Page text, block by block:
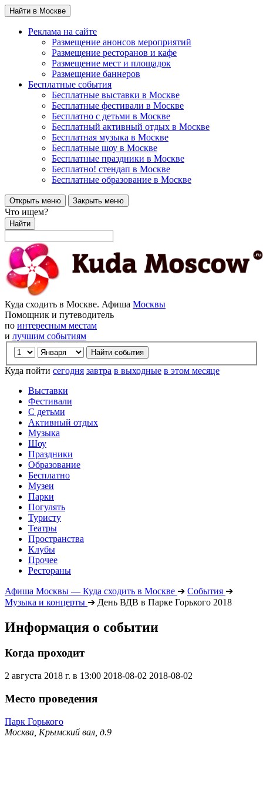
Найти в Москве
Реклама на сайте
Размещение анонсов мероприятий
Размещение ресторанов и кафе
Размещение мест и площадок
Размещение баннеров
Бесплатные события
Бесплатные выставки в Москве
Бесплатные фестивали в Москве
Бесплатно с детьми в Москве
Бесплатный активный отдых в Москве
Бесплатная музыка в Москве
Бесплатные шоу в Москве
Бесплатные праздники в Москве
Бесплатно! стендап в Москве
Бесплатные образование в Москве
Открыть меню Закрыть меню
Что ищем?
Найти
Куда сходить в Москве. Афиша Москвы
Помощник и путеводитель
по интересным местам
и лучшим событиям
Куда пойти сегодня завтра в выходные в этом месяце
Выставки
Фестивали
С детьми
Активный отдых
Музыка
Шоу
Праздники
Образование
Бесплатно
Музеи
Парки
Погулять
Туристу
Театры
Пространства
Клубы
Прочее
Рестораны
Афиша Москвы — Куда сходить в Москве ➔ События ➔
Музыка и концерты ➔ День ВДВ в Парке Горького 2018
Информация о событии
Когда проходит
2 августа 2018 г. в 13:00 2018-08-02 2018-08-02
Место проведения
Парк Горького
Москва, Крымский вал, д.9